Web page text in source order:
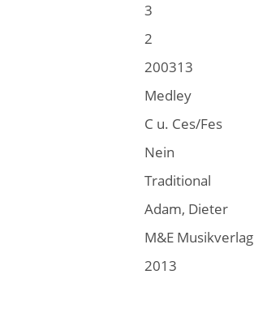
3
2
200313
Medley
C u. Ces/Fes
Nein
Traditional
Adam, Dieter
M&E Musikverlag
2013